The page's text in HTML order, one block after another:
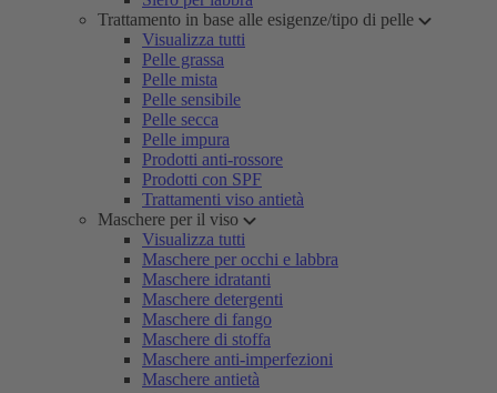
Trattamento in base alle esigenze/tipo di pelle
Visualizza tutti
Pelle grassa
Pelle mista
Pelle sensibile
Pelle secca
Pelle impura
Prodotti anti-rossore
Prodotti con SPF
Trattamenti viso antietà
Maschere per il viso
Visualizza tutti
Maschere per occhi e labbra
Maschere idratanti
Maschere detergenti
Maschere di fango
Maschere di stoffa
Maschere anti-imperfezioni
Maschere antietà